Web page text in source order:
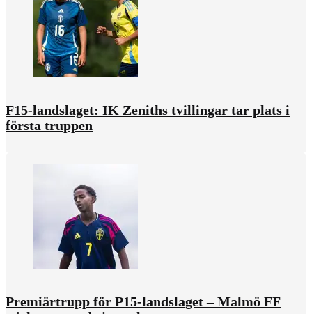
F15-landslaget: IK Zeniths tvillingar tar plats i
första truppen
Premiärtrupp för P15-landslaget – Malmö FF